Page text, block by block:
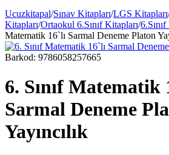
Ucuzkitapal/Sınav Kitapları/LGS Kitapları
Kitapları/Ortaokul 6.Sınıf Kitapları/
Matematik 16`lı Sarmal Deneme Platon
Barkod: 9786058257665
6. Sınıf Matematik
Sarmal Deneme
Yayıncılık